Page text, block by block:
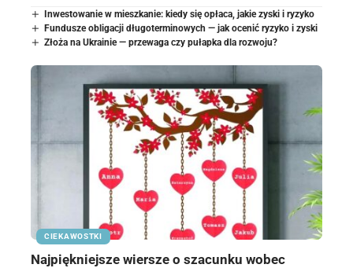
Inwestowanie w mieszkanie: kiedy się opłaca, jakie zyski i ryzyko
Fundusze obligacji długoterminowych — jak ocenić ryzyko i zyski
Złoża na Ukrainie — przewaga czy pułapka dla rozwoju?
CIEKAWOSTKI
Najpiękniejsze wiersze o szacunku wobec